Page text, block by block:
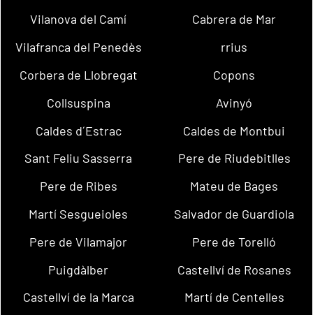
Vilanova del Camí
Cabrera de Mar
Vilafranca del Penedès
rrius
Corbera de Llobregat
Copons
Collsuspina
Avinyó
Caldes d´Estrac
Caldes de Montbui
Sant Feliu Sasserra
Pere de Riudebitlles
Pere de Ribes
Mateu de Bages
Martí Sesgueioles
Salvador de Guardiola
Pere de Vilamajor
Pere de Torelló
Puigdàlber
Castellví de Rosanes
Castellví de la Marca
Martí de Centelles